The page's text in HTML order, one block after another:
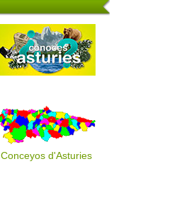
Conceyos d'Asturies